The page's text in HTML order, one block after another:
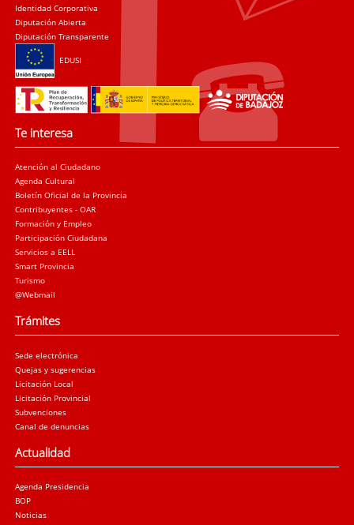
Identidad Corporativa
Diputación Abierta
Diputación Transparente
EDUSI
Te interesa
Atención al Ciudadano
Agenda Cultural
Boletín Oficial de la Provincia
Contribuyentes - OAR
Formación y Empleo
Participación Ciudadana
Servicios a EELL
Smart Provincia
Turismo
@Webmail
Trámites
Sede electrónica
Quejas y sugerencias
Licitación Local
Licitación Provincial
Subvenciones
Canal de denuncias
Actualidad
Agenda Presidencia
BOP
Noticias